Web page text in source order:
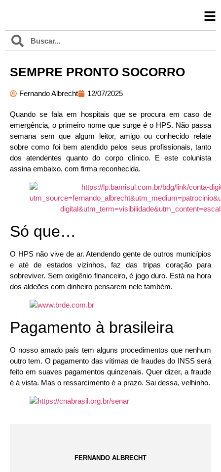
SEMPRE PRONTO SOCORRO
Fernando Albrecht 12/07/2025
Quando se fala em hospitais que se procura em caso de
emergência, o primeiro nome que surge é o HPS. Não passa
semana sem que algum leitor, amigo ou conhecido relate
sobre como foi bem atendido pelos seus profissionais, tanto
dos atendentes quanto do corpo clínico. E este colunista
assina embaixo, com firma reconhecida.
Só que…
O HPS não vive de ar. Atendendo gente de outros municípios
e até de estados vizinhos, faz das tripas coração para
sobreviver. Sem oxigênio financeiro, é jogo duro. Está na hora
dos aldeões com dinheiro pensarem nele também.
Pagamento à brasileira
O nosso amado país tem alguns procedimentos que nenhum
outro tem. O pagamento das vítimas de fraudes do INSS será
feito em suaves pagamentos quinzenais. Quer dizer, a fraude
é à vista. Mas o ressarcimento é a prazo. Sai dessa, velhinho.
FERNANDO ALBRECHT